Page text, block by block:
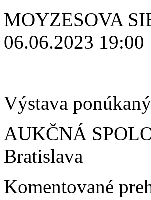
MOYZESOVA
06.06.2023 19:00
Výstava
AUKČNÁ
Bratislava
Komentované